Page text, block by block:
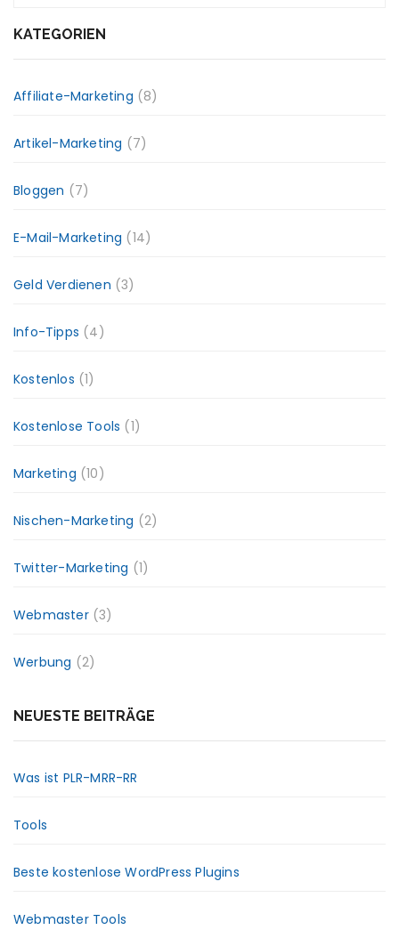
KATEGORIEN
Affiliate-Marketing (8)
Artikel-Marketing (7)
Bloggen (7)
E-Mail-Marketing (14)
Geld Verdienen (3)
Info-Tipps (4)
Kostenlos (1)
Kostenlose Tools (1)
Marketing (10)
Nischen-Marketing (2)
Twitter-Marketing (1)
Webmaster(3)
Werbung (2)
NEUESTE BEITRÄGE
Was ist PLR-MRR-RR
Tools
Beste kostenlose WordPress Plugins
Webmaster Tools